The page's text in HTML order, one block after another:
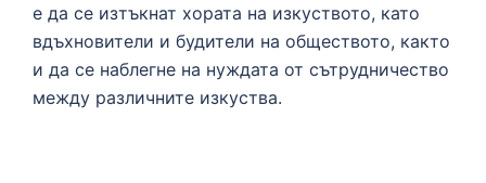
е да се изтъкнат хората на изкуството, като
вдъхновители и будители на обществото, както
и да се наблегне на нуждата от сътрудничество
между различните изкуства.